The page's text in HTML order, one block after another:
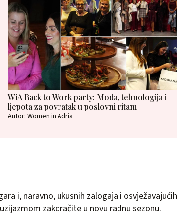
WiA Back to Work party: Moda, tehnologija i
ljepota za povratak u poslovni ritam
Autor: Women in Adria
i, naravno, ukusnih zalogaja i osvježavajućih
zakoračite u novu radnu sezonu.